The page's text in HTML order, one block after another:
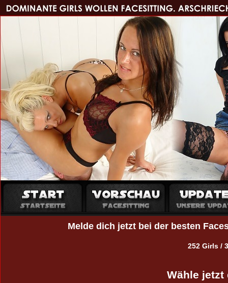
Melde dich jetzt bei der besten
252 Girls /
Wähle